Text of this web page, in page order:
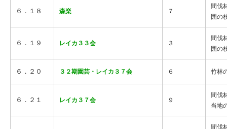
６．１８ 森楽 ７
間伐
囲の
６．１９ レイカ３３会 ３
間伐
囲の
６．２０ ３２期園芸・レイカ３７会 ６ 竹林
６．２１ レイカ３７会 ９
間伐
当地
間伐